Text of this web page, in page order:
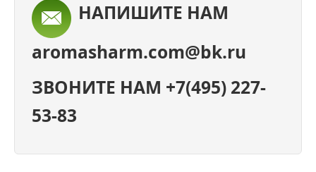
НАПИШИТЕ НАМ
aromasharm.com@bk.ru
ЗВОНИТЕ НАМ +7(495) 227-
53-83